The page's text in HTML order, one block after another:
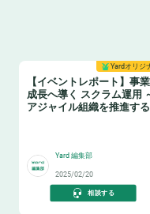
Yardオリジ
【イベントレポート】事業
成長へ導く スクラム運用
アジャイル組織を推進する
Yard 編集部
2025/02/20
相談する